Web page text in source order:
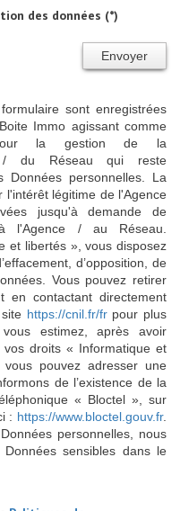
des données (*)
Envoyer
sont enregistrées
Immo agissant comme
pour la gestion de la
/ du Réseau qui reste
Données personnelles. La
l'intérêt légitime de l'Agence
jusqu'à demande de
l'Agence / au Réseau.
et libertés », vous disposez
d’opposition, de
Vous pouvez retirer
en contactant directement
https://cnil.fr/frpour plus
estimez, après avoir
droits « Informatique et
pouvez adresser une
de l’existence de la
« Bloctel », sur
: https://www.bloctel.gouv.fr.
personnelles, nous
sensibles dans le